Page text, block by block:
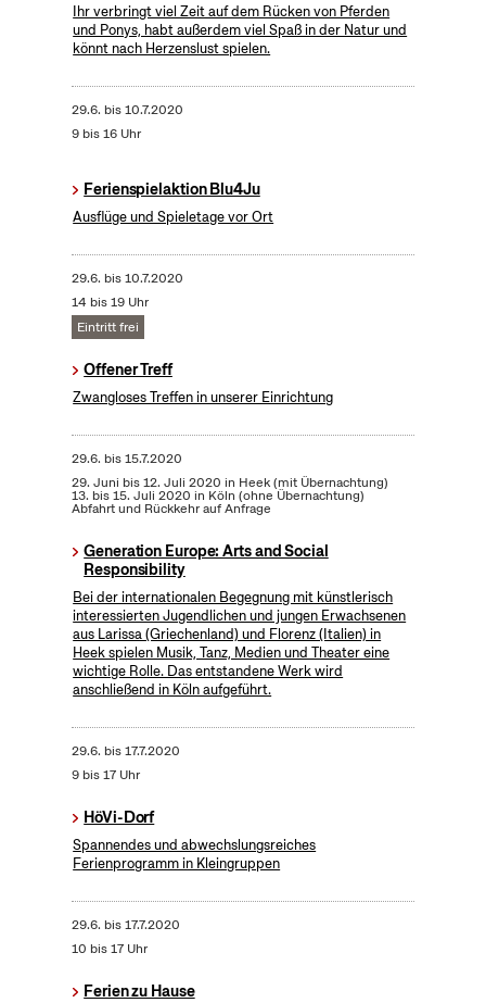
Ihr verbringt viel Zeit auf dem Rücken von Pferden
und Ponys, habt außerdem viel Spaß in der Natur und
könnt nach Herzenslust spielen.
29.6. bis10.7.2020
9 bis 16 Uhr
Ferienspielaktion Blu4Ju
Ausflüge und Spieletage vor Ort
29.6. bis10.7.2020
14 bis 19 Uhr
Eintritt frei
Offener Treff
Zwangloses Treffen in unserer Einrichtung
29.6. bis15.7.2020
29. Juni bis 12. Juli 2020 in Heek (mit Übernachtung)
13. bis 15. Juli 2020 in Köln (ohne Übernachtung)
Abfahrt und Rückkehr auf Anfrage
Generation Europe: Arts and Social
Responsibility
Bei der internationalen Begegnung mit künstlerisch
interessierten Jugendlichen und jungen Erwachsenen
aus Larissa (Griechenland) und Florenz (Italien) in
Heek spielen Musik, Tanz, Medien und Theater eine
wichtige Rolle. Das entstandene Werk wird
anschließend in Köln aufgeführt.
29.6. bis17.7.2020
9 bis 17 Uhr
HöVi-Dorf
Spannendes und abwechslungsreiches
Ferienprogramm in Kleingruppen
29.6. bis17.7.2020
10 bis 17 Uhr
Ferien zu Hause